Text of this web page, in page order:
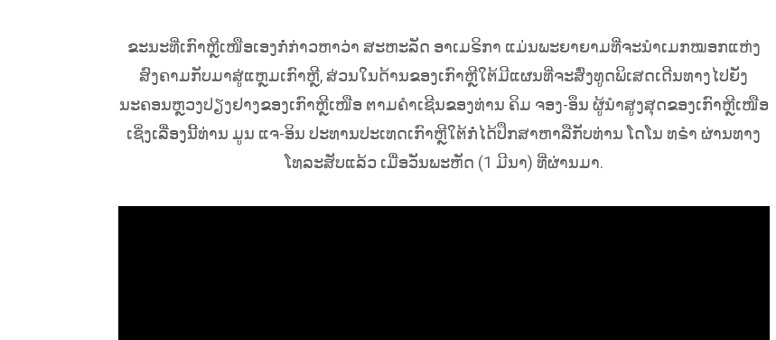
ຂະນະທີ່ເກົາຫຼີເໜືອເອງກໍ່ກ່າວຫາວ່າ ສະຫະລັດ ອາເມຣິກາ ແມ່ນພະຍາຍາມທີ່ຈະນຳເມກໝອກແຫ່ງ
ສົງຄາມກັບມາສູ່ແຫຼມເກົາຫຼີ, ສ່ວນໃນດ້ານຂອງເກົາຫຼີໃຕ້ມີແຜນທີ່ຈະສົ່ງທູດພິເສດເດີນທາງໄປຍັງ
ນະຄອນຫຼວງປຽງຢາງຂອງເກົາຫຼີເໜືອ ຕາມຄຳເຊີນຂອງທ່ານ ຄິມ ຈອງ-ອຶນ ຜູ້ນຳສູງສຸດຂອງເກົາຫຼີເໜືອ
ເຊິ່ງເລື່ອງນີ້ທ່ານ ມູນ ແຈ-ອິນ ປະທານປະເທດເກົາຫຼີໃຕ້ກໍ່ໄດ້ປຶກສາຫາລືກັບທ່ານ ໂດໂນ ທຣຳ ຜ່ານທາງ
ໂທລະສັບແລ້ວ ເມື່ອວັນພະຫັດ (1 ມີນາ) ທີ່ຜ່ານມາ.